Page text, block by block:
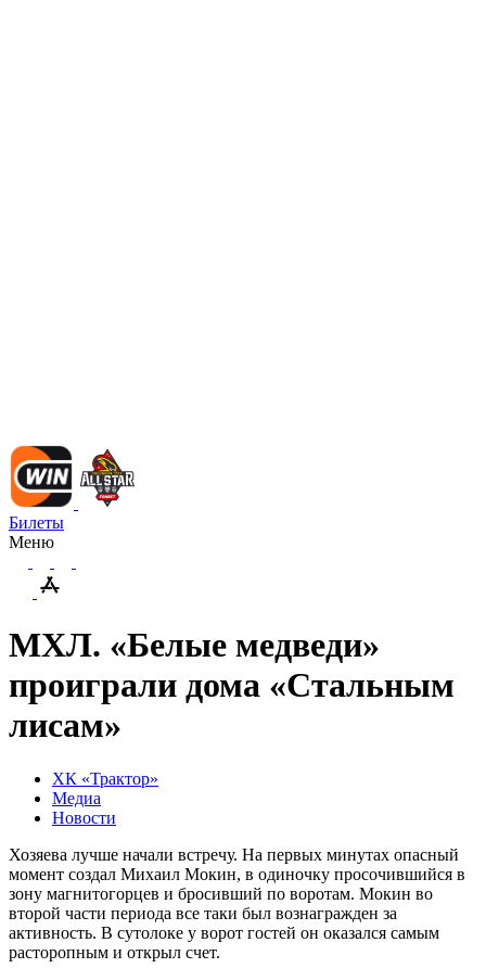
Билеты
Меню
МХЛ. «Белые медведи»
проиграли дома «Стальным
лисам»
ХК «Трактор»
Медиа
Новости
Хозяева лучше начали встречу. На первых минутах опасный
момент создал Михаил Мокин, в одиночку просочившийся в
зону магнитогорцев и бросивший по воротам. Мокин во
второй части периода все таки был вознагражден за
активность. В сутолоке у ворот гостей он оказался самым
расторопным и открыл счет.